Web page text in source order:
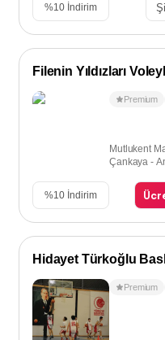
%10 İndirim
Premium
Mutlukent
Çankaya -
%10 İndirim
Hidayet Türkoğlu
Premium